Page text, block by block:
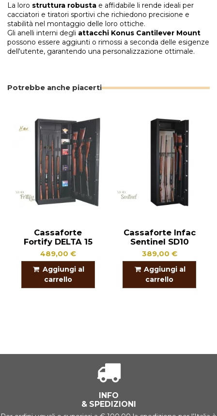
La loro struttura robusta e affidabile li rende ideali per
cacciatori e tiratori sportivi che richiedono precisione e
stabilità nel montaggio delle loro ottiche.
Gli anelli interni degli attacchi Konus Cantilever Mount
possono essere aggiunti o rimossi a seconda delle esigenze
dell'utente, garantendo una personalizzazione ottimale.
Potrebbe anche piacerti
Cassaforte
Fortify DELTA 15
489,00 €
Aggiungi al
carrello
Cassaforte Infac
Sentinel SD10
389,00 €
Aggiungi al
carrello
INFO
& SPEDIZIONI